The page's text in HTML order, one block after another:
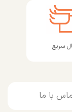
سریع
با ما